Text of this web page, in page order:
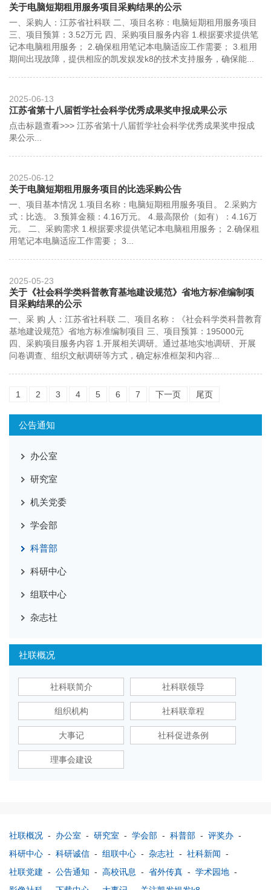
关于电脑短期租用服务项目采购结果的公示
一、采购人：江苏省社科联 二、项目名称：电脑短期租用服务项目
三、项目预算：3.52万元 四、采购项目服务内容 1.根据要求提供笔
记本电脑租用服务； 2.确保租用笔记本电脑适应工作需要； 3.租用
期间出现故障，提供相应的凯发娱发k8的技术支持服务，确保能...
2025-06-13
江苏省第十八届哲学社会科学优秀成果奖申报成果公示
点击标题查看>>> 江苏省第十八届哲学社会科学优秀成果奖申报成
果公示...
2025-06-12
关于电脑短期租用服务项目的比选采购公告
一、项目基本情况 1.项目名称：电脑短期租用服务项目。 2.采购方
式：比选。 3.预算金额：4.16万元。 4.最高限价（如有）：4.16万
元。 二、采购需求 1.根据要求提供笔记本电脑租用服务； 2.确保租
用笔记本电脑适应工作需要； 3...
2025-05-23
关于《社会科学类科普教育基地建设规范》省地方标准编制项
目采购结果的公示
一、采 购 人：江苏省社科联 二、项目名称：《社会科学类科普教育
基地建设规范》省地方标准编制项目 三、项目预算：195000元
四、采购项目服务内容 1.开展相关调研。通过基地实地调研、开展
问卷调查、组织文献调研等方式，确定标准框架和内容...
1 2 3 4 5 6 7 下一页 尾页
公告通知
办公室
研究室
机关党委
学会部
科普部
科研中心
组联中心
杂志社
社联概况
社科联简介 社科联领导
组织机构 社科联章程
大事记 社科促进条例
理事会建设
社联概况 - 办公室 - 研究室 - 学会部 - 科普部 - 评奖办 -
科研中心 - 科研诚信 - 组联中心 - 杂志社 - 社科新闻 -
社联党建 - 公告通知 - 高校讯息 - 省外传真 - 学术园地 -